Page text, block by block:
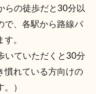
らの徒歩だと30分以
で、各駅から路線バ
。
いていただくと30分
慣れている方向けの
）